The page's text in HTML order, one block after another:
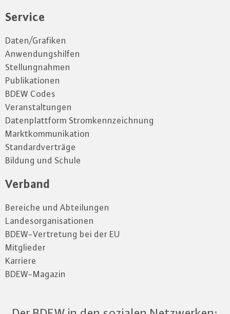
Service
Daten/Grafiken
Anwendungshilfen
Stellungnahmen
Publikationen
BDEW Codes
Veranstaltungen
Datenplattform Stromkennzeichnung
Marktkommunikation
Standardverträge
Bildung und Schule
Verband
Bereiche und Abteilungen
Landesorganisationen
BDEW-Vertretung bei der EU
Mitglieder
Karriere
BDEW-Magazin